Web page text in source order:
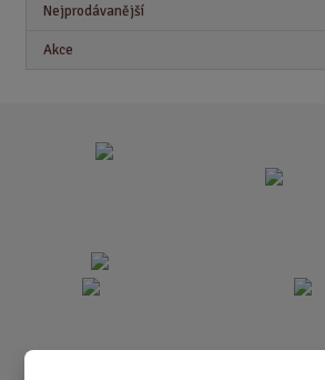
Nejprodávanější
Akce